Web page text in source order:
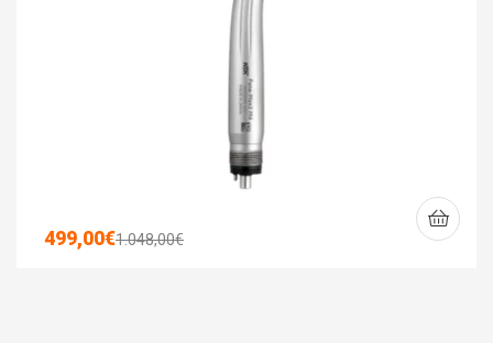
1.048,00€
499,00€